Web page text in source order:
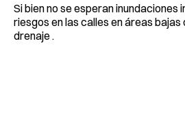
Si bien no se esperan
riesgos en las calles en áreas
drenaje .